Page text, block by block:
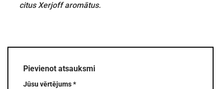
citus Xerjoff aromātus.
Pievienot atsauksmi
Jūsu vērtējums*